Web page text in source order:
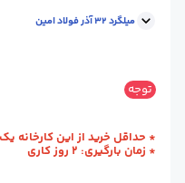
وزن شاخه (kg) :
44.6 سایز : 28
وزن شاخه (kg) :
میلگرد 32 آذر فولاد امین
سایز :
استاندارد :
وزن شاخه (kg) :
73.1
توجه
* حداقل خرید از این کارخانه یک ظرفیت تریلی
* زمان بارگیری: 2 روز کاری